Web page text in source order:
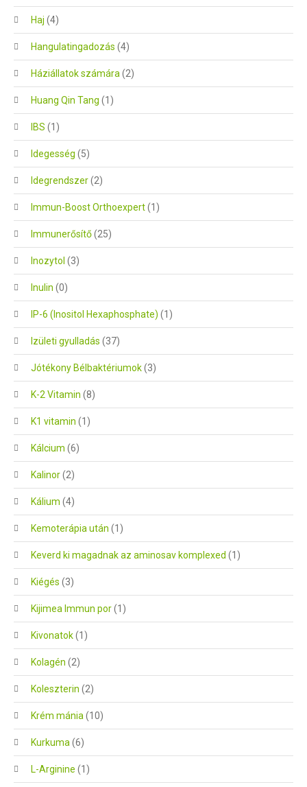
Haj (4)
Hangulatingadozás (4)
Háziállatok számára(2)
Huang Qin Tang (1)
IBS (1)
Idegesség (5)
Idegrendszer(2)
Immun-Boost Orthoexpert(1)
Immunerősítő(25)
Inozytol (3)
Inulin (0)
IP-6 (Inositol Hexaphosphate) (1)
Izületi gyulladás (37)
Jótékony Bélbaktériumok(3)
K-2 Vitamin (8)
K1 vitamin (1)
Kálcium (6)
Kalinor(2)
Kálium (4)
Kemoterápia után (1)
Keverd ki magadnak az aminosav komplexed (1)
Kiégés (3)
Kijimea Immun por(1)
Kivonatok(1)
Kolagén (2)
Koleszterin (2)
Krém mánia(10)
Kurkuma(6)
L-Arginine (1)